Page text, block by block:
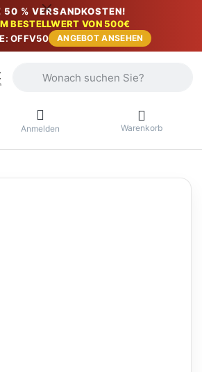
50 % VERSANDKOSTEN!
BESTELLWERT VON 500€
OFFV50
ANGEBOT ANSEHEN
Anmelden Warenkorb